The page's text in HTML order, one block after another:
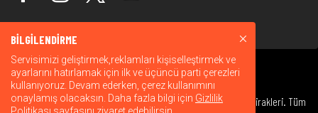
© 2026 Warner Bros. Discovery, Inc. veya bağlı kuruluşları ve iştirakleri. Tüm
BİLGİLENDİRME
Servisimizi geliştirmek,reklamları kişiselleştirmek ve
ayarlarını hatırlamak için ilk ve üçüncü parti çerezleri
kullanıyoruz. Devam ederken, çerez kullanımını
onaylamış olacaksın. Daha fazla bilgi için Gizlilik